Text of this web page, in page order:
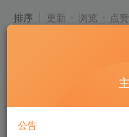
排序 更新 浏览 点赞
公告